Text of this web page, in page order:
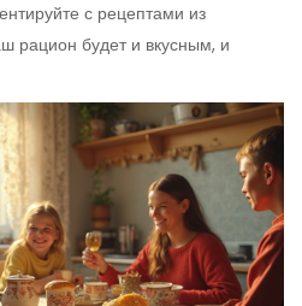
с рецептами из
рацион будет и вкусным, и